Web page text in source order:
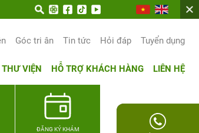
Góc tri ân Tin tức Hỏi đáp Tuyển dụng
THƯ VIỆN HỖ TRỢ KHÁCH HÀNG LIÊN HỆ
ĐĂNG KÝ KHÁM